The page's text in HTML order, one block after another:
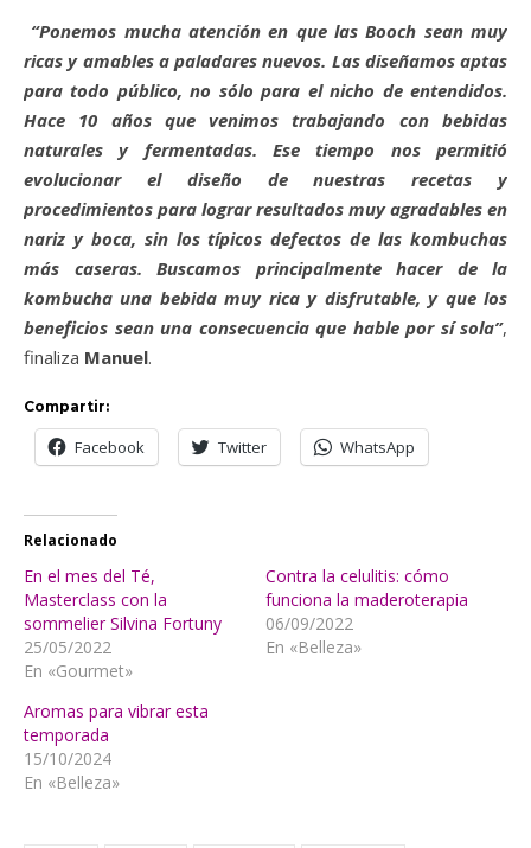
“Ponemos mucha atención en que las Booch sean muy
ricas y amables a paladares nuevos. Las diseñamos aptas
para todo público, no sólo para el nicho de entendidos.
Hace 10 años que venimos trabajando con bebidas
naturales y fermentadas. Ese tiempo nos permitió
evolucionar el diseño de nuestras recetas y
procedimientos para lograr resultados muy agradables en
nariz y boca, sin los típicos defectos de las kombuchas
más caseras. Buscamos principalmente hacer de la
kombucha una bebida muy rica y disfrutable, y que los
beneficios sean una consecuencia que hable por sí sola”,
finaliza Manuel.
Compartir:
Facebook Twitter WhatsApp
Relacionado
En el mes del Té,
Masterclass con la
sommelier Silvina Fortuny
25/05/2022
En «Gourmet»
Contra la celulitis: cómo
funciona la maderoterapia
06/09/2022
En «Belleza»
Aromas para vibrar esta
temporada
15/10/2024
En «Belleza»